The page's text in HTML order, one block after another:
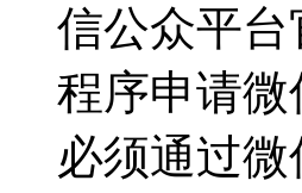
信公众平
程序申请
必须通过